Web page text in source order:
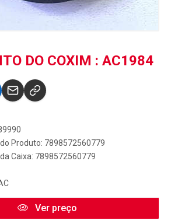
DO COXIM : AC1984
Produto: 7898572560779
Caixa: 7898572560779
Ver preço